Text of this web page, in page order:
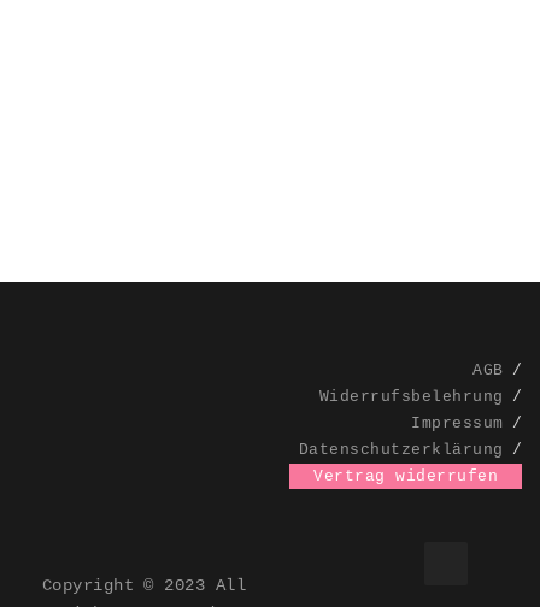
Copyright © 2023 All
AGB
Widerrufsbelehrung
Impressum
Datenschutzerklärung
Vertrag widerrufen